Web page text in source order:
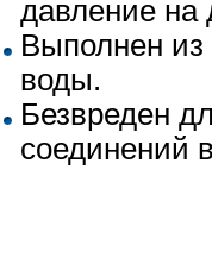
давление на
Выполнен
воды.
Безвреден
соединений